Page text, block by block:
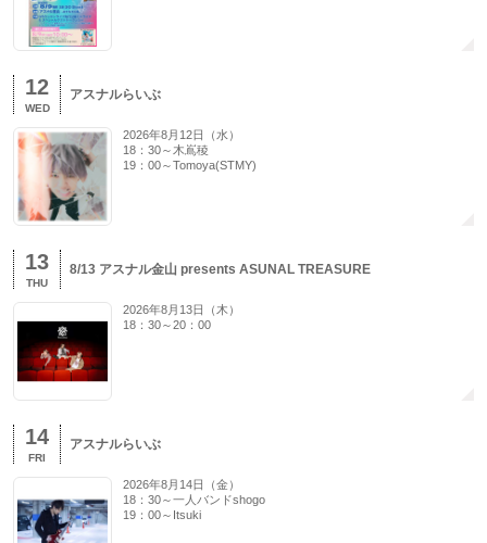
12
WED
アスナルらいぶ
2026年8月12日（水）
18：30～木嶌稜
19：00～Tomoya(STMY)
13
THU
8/13 アスナル金山 presents ASUNAL TREASURE
2026年8月13日（木）
18：30～20：00
14
FRI
アスナルらいぶ
2026年8月14日（金）
18：30～一人バンドshogo
19：00～Itsuki